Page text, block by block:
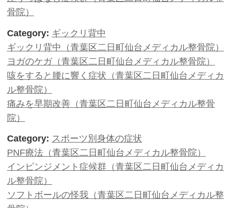
保険適用か否かの違い（青葉区二日
整骨院）
子ども医療助成（青葉区二日町仙台
院）
完全予約制にしました。（青葉区二
ル整骨院）
Category: エコノミー症候群
座りっぱなし症候群（青葉区二日町
骨院）